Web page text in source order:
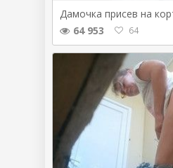
64 953
64